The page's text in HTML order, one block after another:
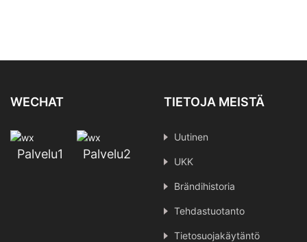
WECHAT
Palvelu1 Palvelu2
TIETOJA MEISTÄ
Uutinen
UKK
Brändihistoria
Tehdastuotanto
Tietosuojakäytäntö